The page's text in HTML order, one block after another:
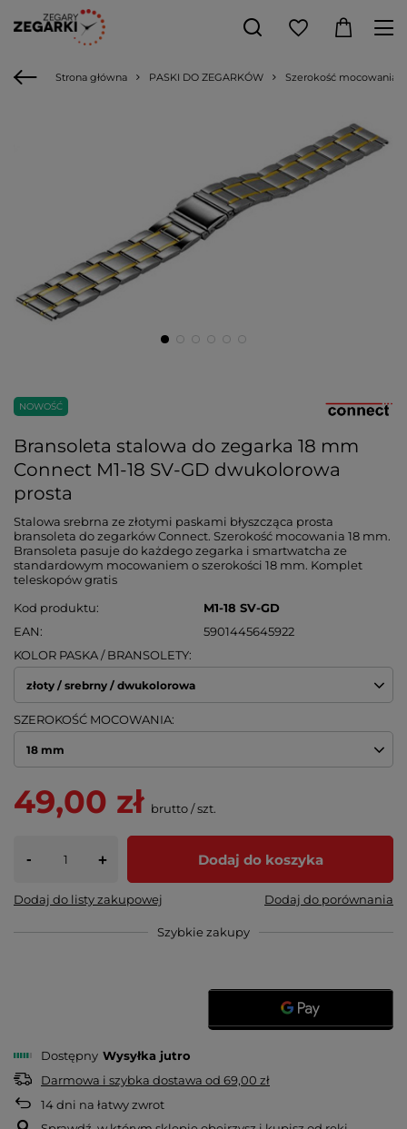
Strona główna PASKI DO ZEGARKÓW Szerokość mocowania
NOWOŚĆ
Bransoleta stalowa do zegarka 18 mm
Connect M1-18 SV-GD dwukolorowa
prosta
Stalowa srebrna ze złotymi paskami błyszcząca prosta
bransoleta do zegarków Connect. Szerokość mocowania 18 mm.
Bransoleta pasuje do każdego zegarka i smartwatcha ze
standardowym mocowaniem o szerokości 18 mm. Komplet
teleskopów gratis
Kod produktu
M1-18 SV-GD
EAN
5901445645922
KOLOR PASKA / BRANSOLETY
złoty / srebrny / dwukolorowa
SZEROKOŚĆ MOCOWANIA
18 mm
49,00 zł brutto/szt.
- + Dodaj do koszyka
Dodaj do listy zakupowej Dodaj do porównania
Szybkie zakupy
Dostępny Wysyłka jutro
Darmowa i szybka dostawa od 69,00 zł
14dni na łatwy zwrot